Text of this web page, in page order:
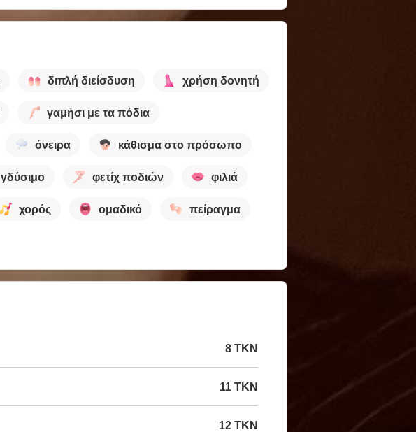
διπλή διείσδυση χρήση δονητή
γαμήσι με τα πόδια
όνειρα κάθισμα στο πρόσωπο
γδύσιμο φετίχ ποδιών φιλιά
χορός ομαδικό πείραγμα
8 TKN
11 TKN
12 TKN